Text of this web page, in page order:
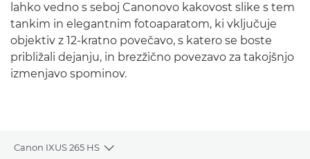
lahko vedno s seboj Canonovo kakovost slike s tem
tankim in elegantnim fotoaparatom, ki vključuje
objektiv z 12-kratno povečavo, s katero se boste
približali dejanju, in brezžično povezavo za takojšnjo
izmenjavo spominov.
Canon IXUS 265 HS
Toggle breadcrumbs